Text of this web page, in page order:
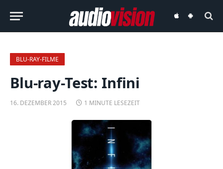
audiovisionaudiovision
BLU-RAY-FILME
Blu-ray-Test: Infini
16. DEZEMBER 2015 1 MINUTE LESEZEIT